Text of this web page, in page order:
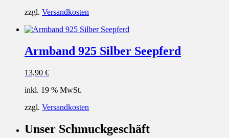
zzgl. Versandkosten
Armband 925 Silber Seepferd
13,90 €
inkl. 19 % MwSt.
zzgl. Versandkosten
Unser Schmuckgeschäft